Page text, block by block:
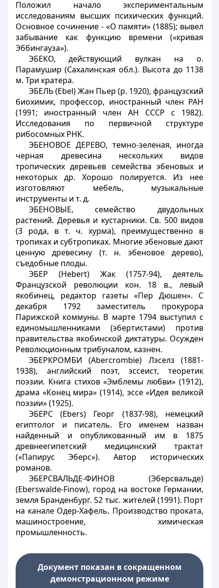
Положил начало экспериментальным
исследованиям высших психических функций.
Основное сочинение - «О памяти» (1885); вывел
забывание как функцию времени («кривая
Эббингауза»).
ЭБЕКО, действующий вулкан на о.
Парамушир (Сахалинская обл.). Высота до 1138
м. Три кратера.
ЭБЕЛЬ (Ebel) Жан Пьер (р. 1920), французский
биохимик, профессор, иностранный член РАН
(1991; иностранный член АН СССР с 1982).
Исследования по первичной структуре
рибосомных РНК.
ЭБЕНОВОЕ ДЕРЕВО, темно-зеленая, иногда
черная древесина нескольких видов
тропических деревьев семейства эбеновых и
некоторых др. Хорошо полируется. Из нее
изготовляют мебель, музыкальные
инструменты и т. д.
ЭБЕНОВЫЕ, семейство двудольных
растений. Деревья и кустарники. Св. 500 видов
(3 рода, в т. ч. хурма), преимущественно в
тропиках и субтропиках. Многие эбеновые дают
ценную древесину (т. н. эбеновое дерево),
съедобные плоды.
ЭБЕР (Hebert) Жак (1757-94), деятель
Французской революции кон. 18 в., левый
якобинец, редактор газеты «Пер Дюшен». С
декабря 1792 заместитель прокурора
Парижской коммуны. В марте 1794 выступил с
единомышленниками (эбертистами) против
правительства якобинской диктатуры. Осужден
Революционным трибуналом, казнен.
ЭБЕРКРОМБИ (Abercrombie) Лэселз (1881-
1938), английский поэт, эссеист, теоретик
поэзии. Книга стихов «Эмблемы любви» (1912),
драма «Конец мира» (1914), эссе «Идея великой
поэзии» (1925).
ЭБЕРС (Ebers) Георг (1837-98), немецкий
египтолог и писатель. Его именем назван
найденный и опубликованный им в 1875
древнеегипетский медицинский трактат
(«Папирус Эберс»). Автор исторических
романов.
ЭБЕРСВАЛЬДЕ-ФИНОВ (Эберсвальде)
(Eberswalde-Finow), город на востоке Германии,
земля Бранденбург. 52 тыс. жителей (1991). Порт
на канале Одер-Хафель. Производство проката,
машиностроение, химическая
промышленность.
Документ показан в сокращенном
демонстрационном режиме